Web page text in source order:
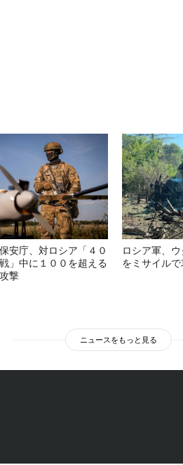
安庁、対ロシア「４０
」中に１００を超える
撃
ロシア軍、
をミサイル
ニュースをもっと見る